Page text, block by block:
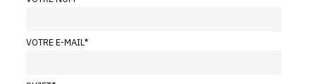
VOTRE E-MAIL*